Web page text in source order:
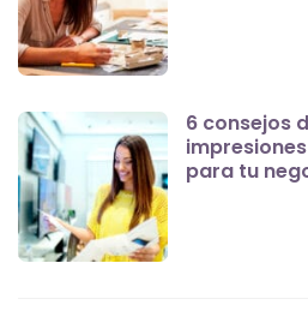
6 consejos
para tu